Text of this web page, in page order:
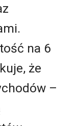
na 6
że
–